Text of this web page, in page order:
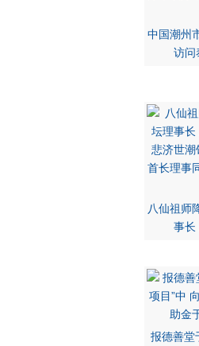
中国潮州
访问
八仙祖师
事长
报德善堂